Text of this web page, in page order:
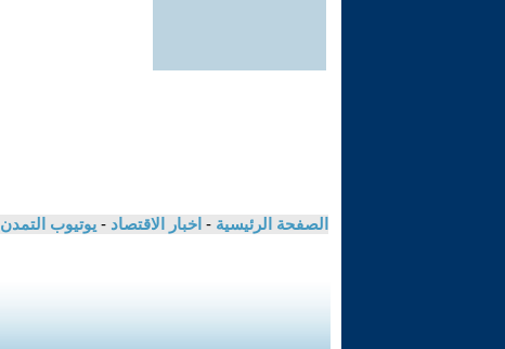
الصفحة الرئيسية - اخبار الاقتصاد - يوتيوب التمدن